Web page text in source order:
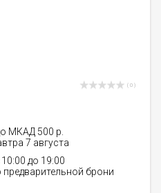
( 0 )
МКАД 500 р.
7 августа
до 19:00
брони